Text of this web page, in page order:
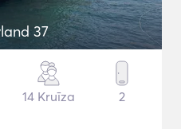
37
14 Kruīza 2